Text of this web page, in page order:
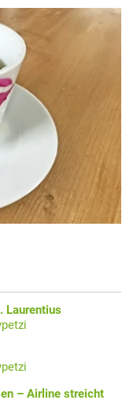
Laurentius
– Airline streicht